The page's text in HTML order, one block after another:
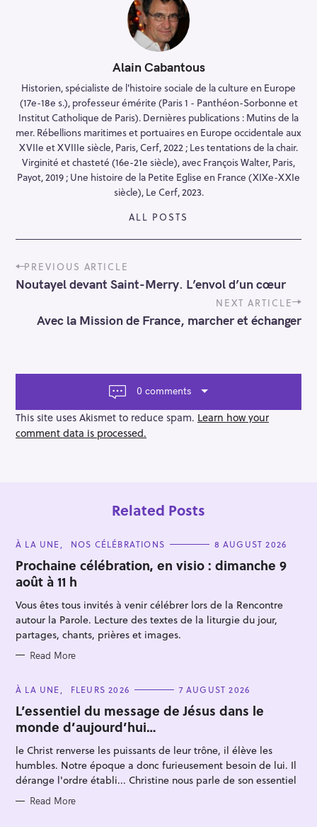
Alain Cabantous
Historien, spécialiste de l'histoire sociale de la culture en Europe
(17e-18e s.), professeur émérite (Paris 1 - Panthéon-Sorbonne et
Institut Catholique de Paris). Dernières publications : Mutins de la
mer. Rébellions maritimes et portuaires en Europe occidentale aux
XVIIe et XVIIIe siècle, Paris, Cerf, 2022 ; Les tentations de la chair.
Virginité et chasteté (16e-21e siècle), avec François Walter, Paris,
Payot, 2019 ; Une histoire de la Petite Eglise en France (XIXe-XXIe
siècle), Le Cerf, 2023.
ALL POSTS
P
o
s
g
t
i
o
PREVIOUS ARTICLE
Noutayel devant Saint-Merry. L’envol d’un cœur
NEXT ARTICLE
Avec la Mission de France, marcher et échanger
0 comments
This site uses Akismet to reduce spam. Learn how your
comment data is processed.
Related Posts
C
T
E
G
O
I
E
S
À LA UNE NOS CÉLÉBRATIONS 8 AUGUST 2026
Prochaine célébration, en visio : dimanche 9
août à 11 h
Vous êtes tous invités à venir célébrer lors de la Rencontre
autour la Parole. Lecture des textes de la liturgie du jour,
partages, chants, prières et images.
Read More
C
T
E
G
O
R
I
E
S
À LA UNE FLEURS 2026 7 AUGUST 2026
L’essentiel du message de Jésus dans le
monde d’aujourd’hui…
le Christ renverse les puissants de leur trône, il élève les
humbles. Notre époque a donc furieusement besoin de lui. Il
dérange l'ordre établi... Christine nous parle de son essentiel
Read More